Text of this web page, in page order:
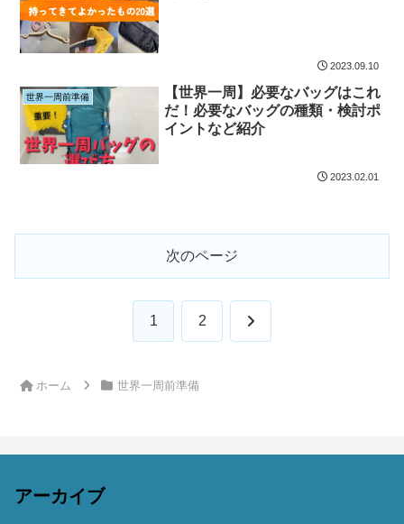
2023.09.10
世界一周前準備
【世界一周】必要なバッグはこれ
だ！必要なバッグの種類・検討ポ
イントなど紹介
2023.02.01
次のページ
1 2 次
ホーム 世界一周前準備
アーカイブ